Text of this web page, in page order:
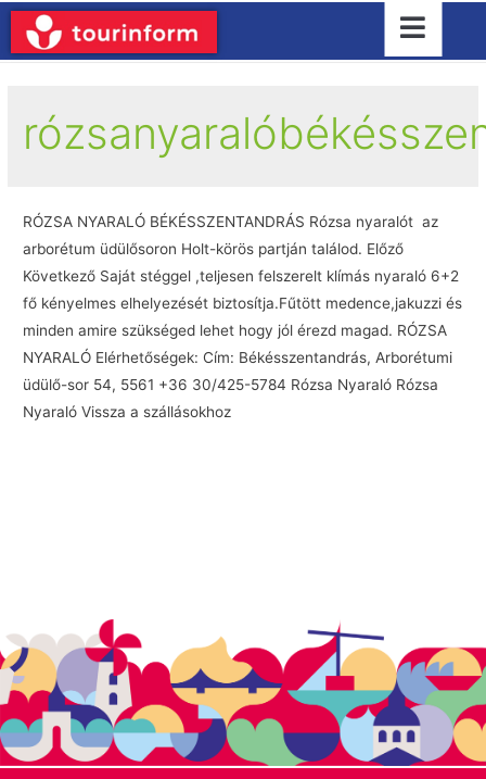
RÓZSA NYARALÓ BÉKÉSSZENTANDRÁS Rózsa nyaralót az
arborétum üdülősoron Holt-körös partján találod. Előző
Következő Saját stéggel ,teljesen felszerelt klímás nyaraló 6+2
fő kényelmes elhelyezését biztosítja.Fűtött medence,jakuzzi és
minden amire szükséged lehet hogy jól érezd magad. RÓZSA
NYARALÓ Elérhetőségek: Cím: Békésszentandrás, Arborétumi
üdülő-sor 54, 5561 +36 30/425-5784 Rózsa Nyaraló Rózsa
Nyaraló Vissza a szállásokhoz